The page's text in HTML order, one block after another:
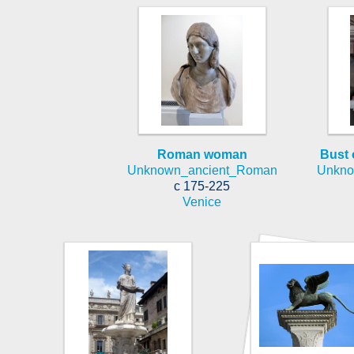
Roman woman
Unknown_ancient_Roman
c 175-225
Venice
Bust